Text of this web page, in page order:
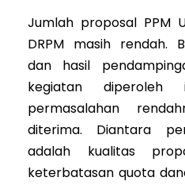
Jumlah proposal PPM
DRPM masih rendah.
dan hasil
kegiatan diperoleh
permasalahan
diterima. Diantara
adalah kualitas
keterbatasan quota